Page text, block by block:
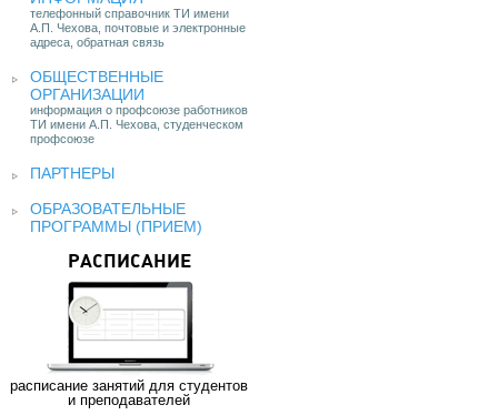
телефонный справочник ТИ имени
А.П. Чехова, почтовые и электронные
адреса, обратная связь
ОБЩЕСТВЕННЫЕ
ОРГАНИЗАЦИИ
информация о профсоюзе работников
ТИ имени А.П. Чехова, студенческом
профсоюзе
ПАРТНЕРЫ
ОБРАЗОВАТЕЛЬНЫЕ
ПРОГРАММЫ (ПРИЕМ)
РАСПИСАНИЕ
расписание занятий для студентов
и преподавателей